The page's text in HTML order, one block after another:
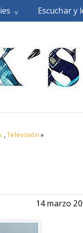
Escuchar y
,Televisión »
14 marzo